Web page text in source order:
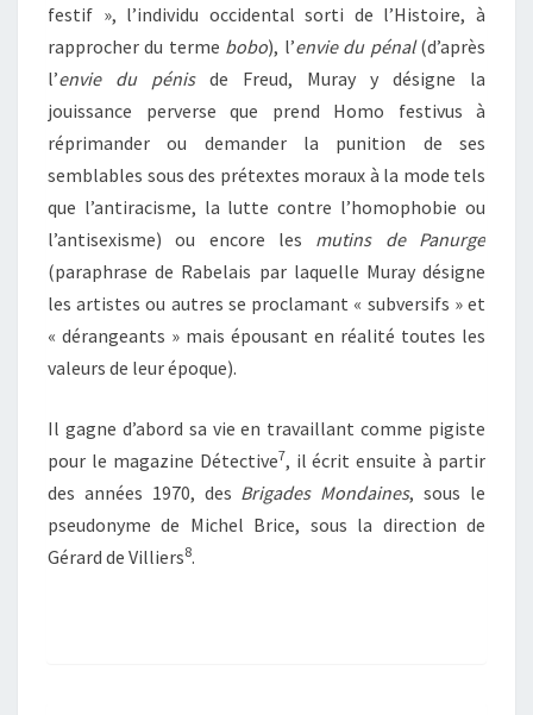
festif », l’individu occidental sorti de l’Histoire, à
rapprocher du terme bobo), l’envie du pénal(d’après
l’envie du pénisde Freud, Muray y désigne la
jouissance perverse que prend Homo festivus à
réprimander ou demander la punition de ses
semblables sous des prétextes moraux à la mode tels
que l’antiracisme, la lutte contre l’homophobie ou
l’antisexisme) ou encore les mutins de Panurge
(paraphrase de Rabelais par laquelle Muray désigne
les artistes ou autres se proclamant « subversifs » et
« dérangeants » mais épousant en réalité toutes les
valeurs de leur époque).
Il gagne d’abord sa vie en travaillant comme pigiste
pour le magazine Détective7, il écrit ensuite à partir
des années 1970, des Brigades Mondaines, sous le
pseudonyme de Michel Brice, sous la direction de
Gérard de Villiers8.